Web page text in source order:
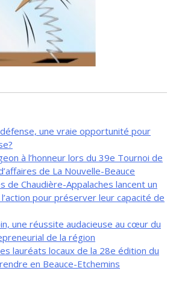
de solidarité
Futurpreneur
Toile entrepreneuriale Nouvelle-
Beauce
Documentation
une vraie opportunité pour
à l’honneur lors du 39e Tournoi de
de La Nouvelle-Beauce
de Chaudière-Appalaches lancent un
pour préserver leur capacité de
une réussite audacieuse au cœur du
de la région
lauréats locaux de la 28e édition du
en Beauce-Etchemins